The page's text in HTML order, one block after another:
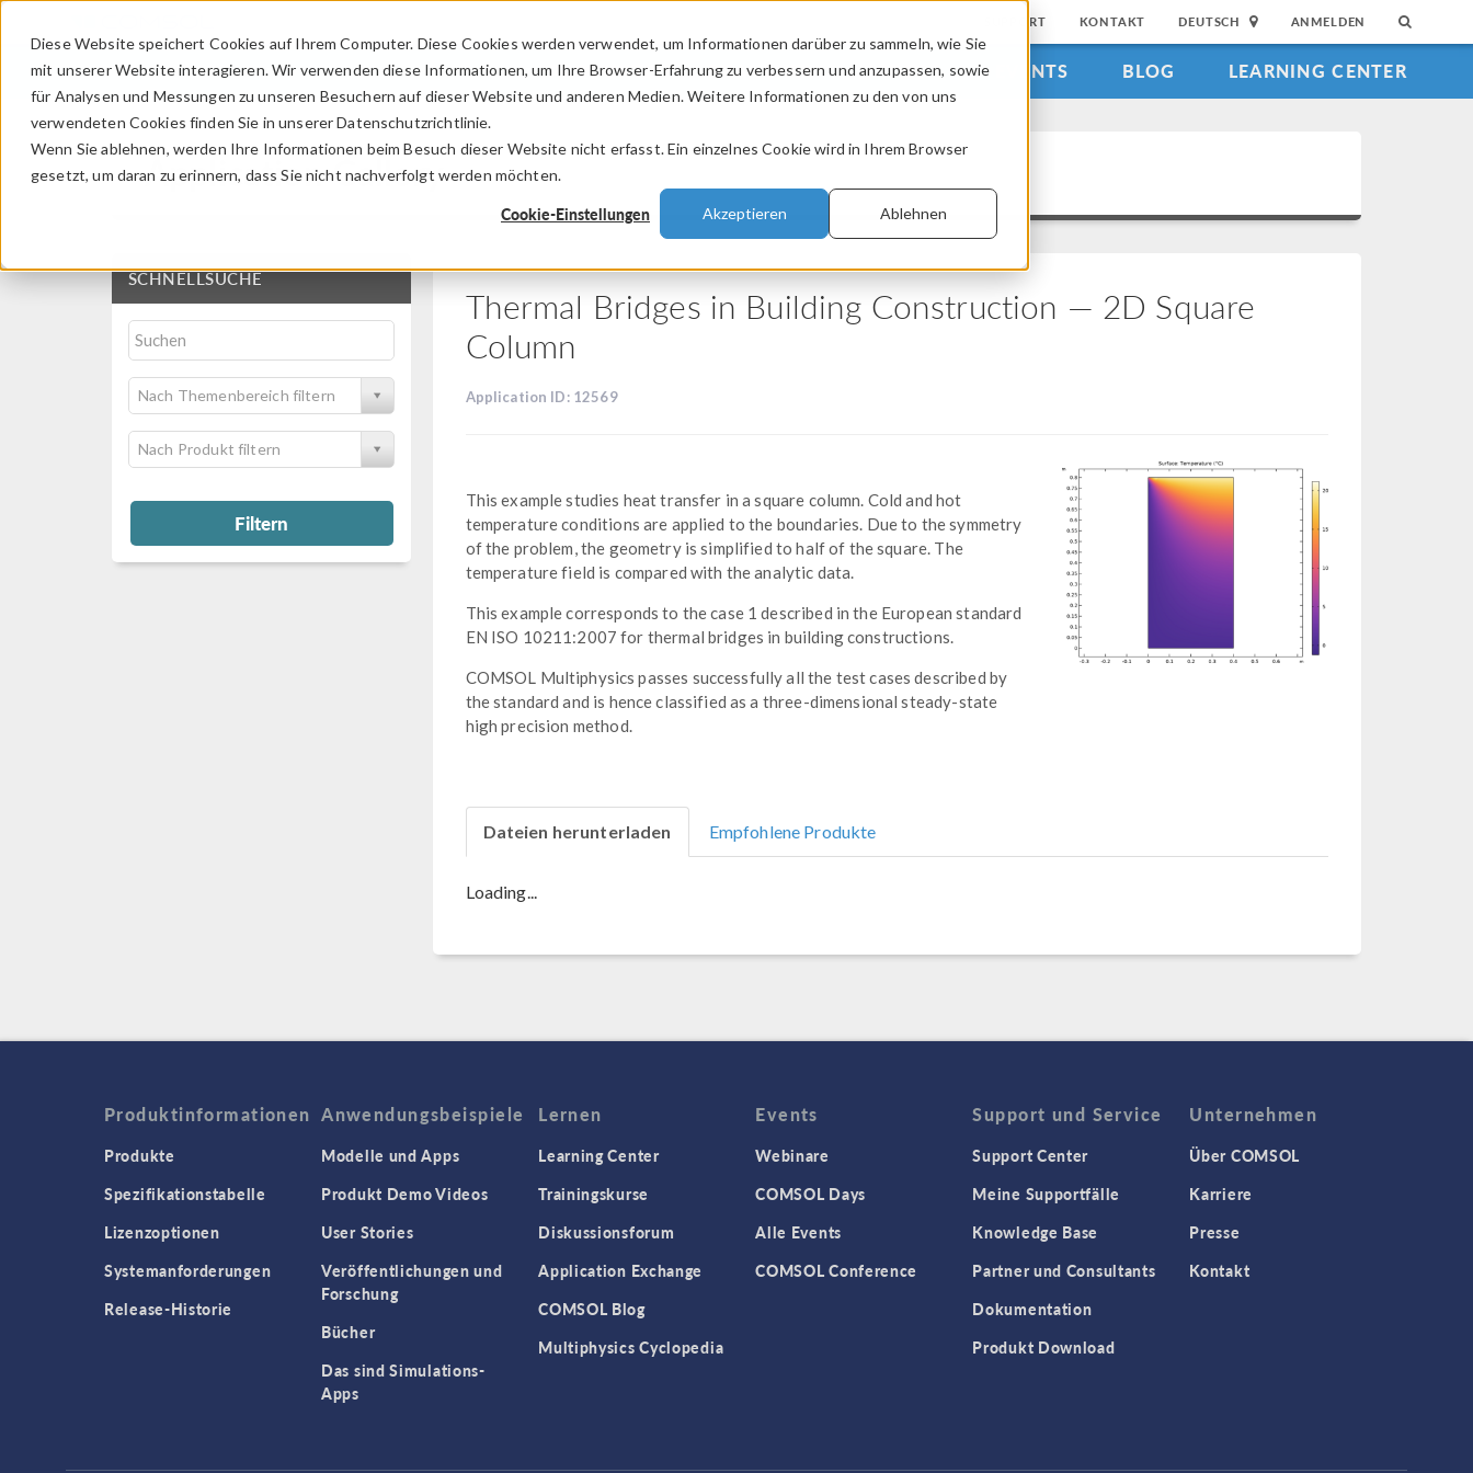
Diese Website speichert Cookies auf Ihrem Computer. Diese Cookies werden verwendet, um Informationen darüber zu sammeln, wie Sie
mit unserer Website interagieren. Wir verwenden diese Informationen, um Ihre Browser-Erfahrung zu verbessern und anzupassen, sowie
für Analysen und Messungen zu unseren Besuchern auf dieser Website und anderen Medien. Weitere Informationen zu den von uns
verwendeten Cookies finden Sie in unserer Datenschutzrichtlinie.
Wenn Sie ablehnen, werden Ihre Informationen beim Besuch dieser Website nicht erfasst. Ein einzelnes Cookie wird in Ihrem Browser
gesetzt, um daran zu erinnern, dass Sie nicht nachverfolgt werden möchten.
Cookie-Einstellungen Akzeptieren Ablehnen
SUPPORT KONTAKT DEUTSCH ANMELDEN
PRODUKTE BRANCHEN VIDEOS EVENTS BLOG LEARNING CENTER
Application Gallery
SCHNELLSUCHE
Nach Themenbereich filtern
Nach Produkt filtern
Filtern
Thermal Bridges in Building Construction — 2D Square
Column
Application ID: 12569
This example studies heat transfer in a square column. Cold and hot
temperature conditions are applied to the boundaries. Due to the symmetry
of the problem, the geometry is simplified to half of the square. The
temperature field is compared with the analytic data.
This example corresponds to the case 1 described in the European standard
EN ISO 10211:2007 for thermal bridges in building constructions.
COMSOL Multiphysics passes successfully all the test cases described by
the standard and is hence classified as a three-dimensional steady-state
high precision method.
Dateien herunterladen Empfohlene Produkte
Loading...
Produktinformationen
Produkte
Spezifikationstabelle
Lizenzoptionen
Systemanforderungen
Release-Historie
Anwendungsbeispiele
Modelle und Apps
Produkt Demo Videos
User Stories
Veröffentlichungen und
Forschung
Bücher
Das sind Simulations-
Apps
Lernen
Learning Center
Trainingskurse
Diskussionsforum
Application Exchange
COMSOL Blog
Multiphysics Cyclopedia
Events
Webinare
COMSOL Days
Alle Events
COMSOL Conference
Support und Service
Support Center
Meine Supportfälle
Knowledge Base
Partner und Consultants
Dokumentation
Produkt Download
Unternehmen
Über COMSOL
Karriere
Presse
Kontakt